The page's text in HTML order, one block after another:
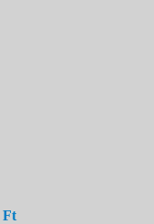
Ft